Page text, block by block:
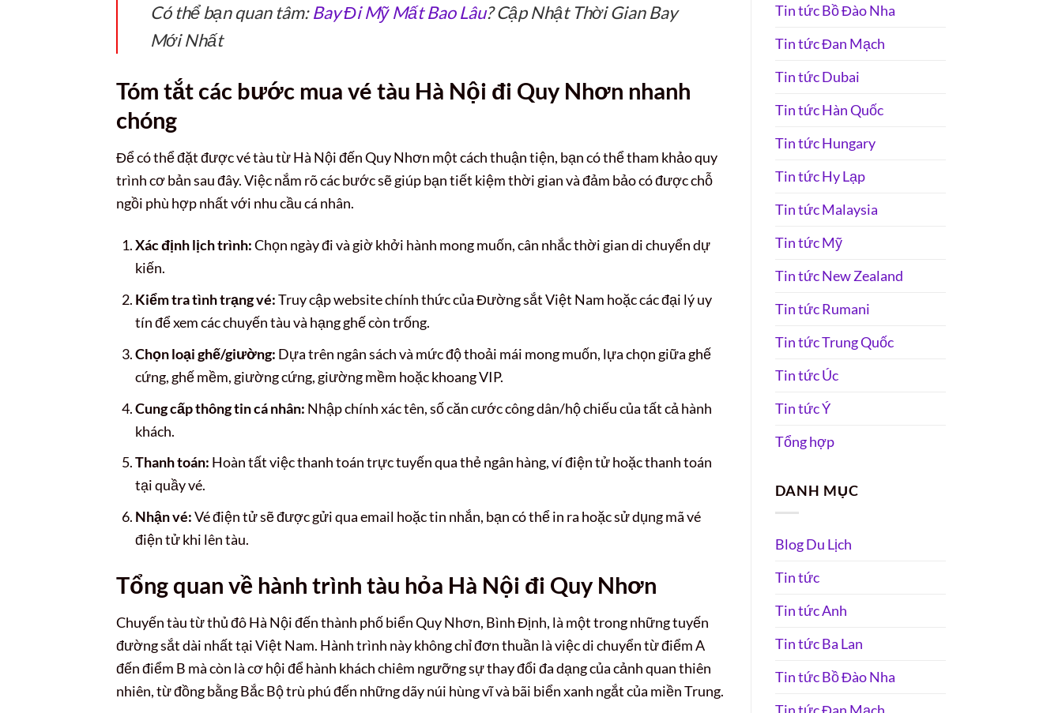
Có thể bạn quan tâm:Bay Đi Mỹ Mất Bao Lâu? Cập Nhật Thời Gian Bay
Mới Nhất
Tóm tắt các bước mua vé tàu Hà Nội đi Quy Nhơn nhanh
chóng
Để có thể đặt được vé tàu từ Hà Nội đến Quy Nhơn một cách thuận tiện, bạn có thể tham khảo quy
trình cơ bản sau đây. Việc nắm rõ các bước sẽ giúp bạn tiết kiệm thời gian và đảm bảo có được chỗ
ngồi phù hợp nhất với nhu cầu cá nhân.
Xác định lịch trình:Chọn ngày đi và giờ khởi hành mong muốn, cân nhắc thời gian di chuyển dự
kiến.
Kiểm tra tình trạng vé:Truy cập website chính thức của Đường sắt Việt Nam hoặc các đại lý uy
tín để xem các chuyến tàu và hạng ghế còn trống.
Chọn loại ghế/giường: Dựa trên ngân sách và mức độ thoải mái mong muốn, lựa chọn giữa ghế
cứng, ghế mềm, giường cứng, giường mềm hoặc khoang VIP.
Cung cấp thông tin cá nhân: Nhập chính xác tên, số căn cước công dân/hộ chiếu của tất cả hành
khách.
Thanh toán: Hoàn tất việc thanh toán trực tuyến qua thẻ ngân hàng, ví điện tử hoặc thanh toán
tại quầy vé.
Nhận vé:Vé điện tử sẽ được gửi qua email hoặc tin nhắn, bạn có thể in ra hoặc sử dụng mã vé
điện tử khi lên tàu.
Tổng quan về hành trình tàu hỏa Hà Nội đi Quy Nhơn
Chuyến tàu từ thủ đô Hà Nội đến thành phố biển Quy Nhơn, Bình Định, là một trong những tuyến
đường sắt dài nhất tại Việt Nam. Hành trình này không chỉ đơn thuần là việc di chuyển từ điểm A
đến điểm B mà còn là cơ hội để hành khách chiêm ngưỡng sự thay đổi đa dạng của cảnh quan thiên
nhiên, từ đồng bằng Bắc Bộ trù phú đến những dãy núi hùng vĩ và bãi biển xanh ngắt của miền Trung.
Tin tức Bồ Đào Nha
Tin tức Đan Mạch
Tin tức Dubai
Tin tức Hàn Quốc
Tin tức Hungary
Tin tức Hy Lạp
Tin tức Malaysia
Tin tức Mỹ
Tin tức New Zealand
Tin tức Rumani
Tin tức Trung Quốc
Tin tức Úc
Tin tức Ý
Tổng hợp
DANH MỤC
Blog Du Lịch
Tin tức
Tin tức Anh
Tin tức Ba Lan
Tin tức Bồ Đào Nha